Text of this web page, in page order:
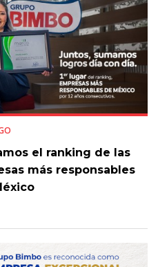
el ranking de las
más responsables